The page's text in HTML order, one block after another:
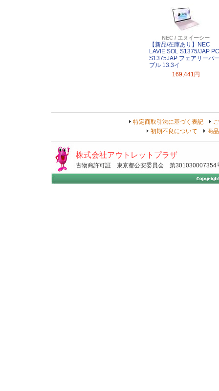
NEC / エヌイーシー
【新品/在庫あり】NEC
LAVIE SOL S1375/JAP
S1375JAP フェアリーパ
プル 13.3イ
169,441円
特定商取引法に基づく表記
初期不良について
商
株式会社アウトレットプラザ
古物商許可証 東京都公安委員会 第301030007354